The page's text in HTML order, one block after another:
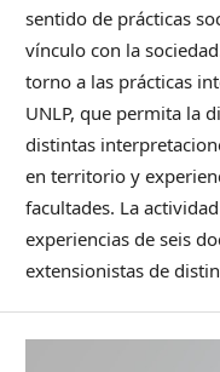
sentido de prácticas
vínculo con la
torno a las prácticas
UNLP, que permita la
distintas
en territorio y
facultades. La
experiencias de seis
extensionistas de